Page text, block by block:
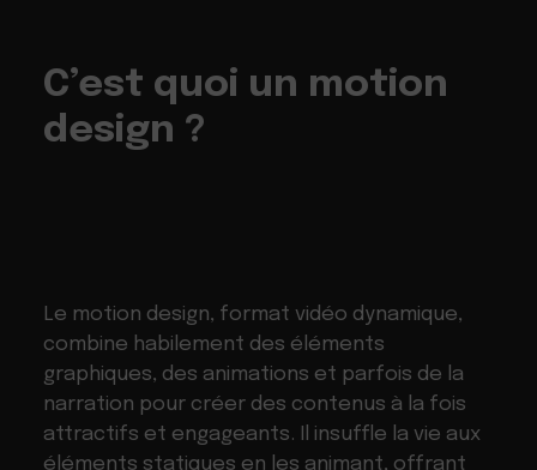
C’est quoi un motion
design ?
Le motion design, format vidéo dynamique,
combine habilement des éléments
graphiques, des animations et parfois de la
narration pour créer des contenus à la fois
attractifs et engageants. Il insuffle la vie aux
éléments statiques en les animant, offrant